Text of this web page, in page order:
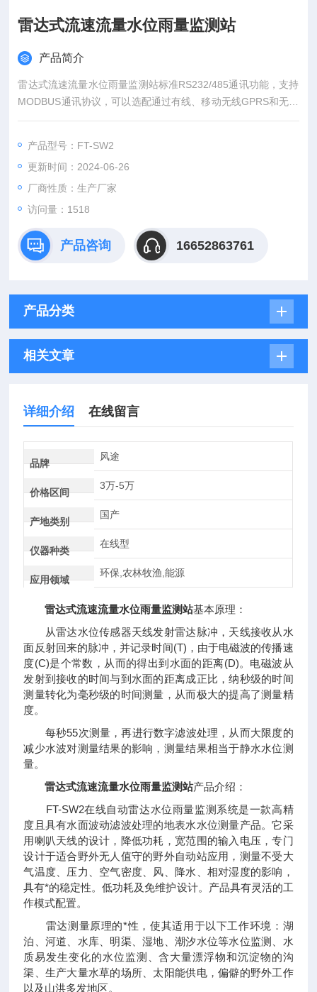
雷达式流速流量水位雨量监测站
产品简介
雷达式流速流量水位雨量监测站标准RS232/485通讯功能，支持
MODBUS通讯协议，可以选配通过有线、移动无线GPRS和无线
数传电台等多种通讯方式与计算机组成监测系统。电源系统有市
产品型号：FT-SW2
更新时间：2024-06-26
厂商性质：生产厂家
访问量：1518
产品咨询 16652863761
产品分类
相关文章
详细介绍 在线留言
品牌
风途
价格区间
3万-5万
产地类别
国产
仪器种类
在线型
应用领域
环保,农林牧渔,能源
雷达式流速流量水位雨量监测站基本原理：
从雷达水位传感器天线发射雷达脉冲，天线接收从水
面反射回来的脉冲，并记录时间(T)，由于电磁波的传播速
度(C)是个常数，从而的得出到水面的距离(D)。电磁波从
发射到接收的时间与到水面的距离成正比，纳秒级的时间
测量转化为毫秒级的时间测量，从而极大的提高了测量精
度。
每秒55次测量，再进行数字滤波处理，从而大限度的
减少水波对测量结果的影响，测量结果相当于静水水位测
量。
雷达式流速流量水位雨量监测站产品介绍：
FT-SW2在线自动雷达水位雨量监测系统是一款高精
度且具有水面波动滤波处理的地表水水位测量产品。它采
用喇叭天线的设计，降低功耗，宽范围的输入电压，专门
设计于适合野外无人值守的野外自动站应用，测量不受大
气温度、压力、空气密度、风、降水、相对湿度的影响，
具有*的稳定性。低功耗及免维护设计。产品具有灵活的工
作模式配置。
雷达测量原理的*性，使其适用于以下工作环境：湖
泊、河道、水库、明渠、湿地、潮汐水位等水位监测、水
质易发生变化的水位监测、含大量漂浮物和沉淀物的沟
渠、生产大量水草的场所、太阳能供电，偏僻的野外工作
以及山洪多发地区。